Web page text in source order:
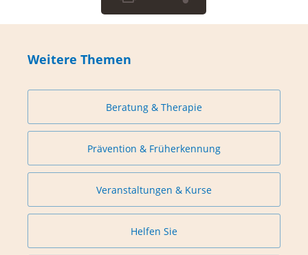
Weitere Themen
Beratung & Therapie
Prävention & Früherkennung
Veranstaltungen & Kurse
Helfen Sie